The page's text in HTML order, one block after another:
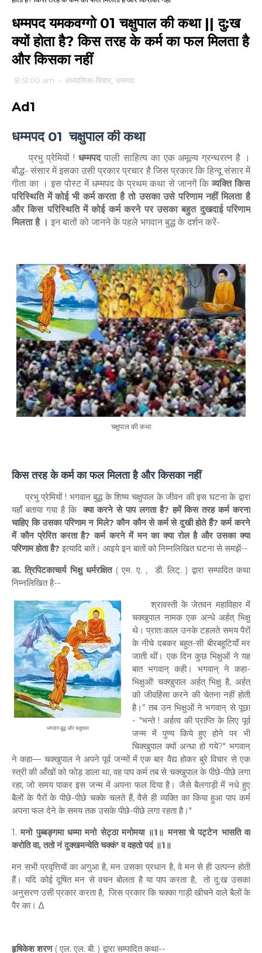
धम्मपद यमकवग्गो 01 चक्षुपाल की कथा || दु:ख
क्यों होता है? किस तरह के कर्म का फल मिलता है
और किसका नहीं
8:51:00 am - अध्यात्मिक-विचार धम्मपद
Ad1
धम्मपद 01 चक्षुपाल की कथा
प्रभु प्रेमियों ! धम्मपदपाली साहित्य का एक अमूल्य ग्रन्थरत्न है ।
बौद्ध- संसार में इसका उसी प्रकार प्रचार है जिस प्रकार कि हिन्दू संसार में
गीता का । इस पोस्ट में धम्मपद के प्रथम कथा से जानगें किव्यक्ति किस
परिस्थिति में कोई भी कर्म करता है तो उसका उसे परिणाम नहीं मिलता है
और किस परिस्थिति में कोई कर्म करने पर उसका बहुत दुखदाई परिणाम
मिलता है । इन बातों को जानने के पहले भगवान बुद्ध के दर्शन करें-
चक्षुपाल की कथा
किस तरह के कर्म का फल मिलता है और किसका नहीं
प्रभु प्रेमियों ! भगवान बुद्ध के शिष्य चक्षुपाल के जीवन की इस घटना के द्वारा
यहाँ बताया गया है किक्या करने से पाप लगता है? हमें किस तरह कर्म करना
चाहिए कि उसका परिणाम न मिले? कौन कौन से कर्म से दुखी होते हैं? कर्म करने
में कौन प्रेरित करता है? कर्म करने में मन का क्या रोल है और उसका क्या
परिणाम होता है? इत्यादि बातें। आइये इन बातों को निम्नलिखित घटना से समझें--
डा. त्रिपिटकाचार्य भिक्षु धर्मरक्षित( एम. ए. , डी. लिट्. ) द्वारा सम्पादित कथा
निम्नलिखित है--
भगवान बुद्ध और चक्षुपाल
श्रावस्ती के जेतवन महाविहार में
चक्खुपाल नामक एक अन्धे अर्हत् भिक्षु
थे। प्रातःकाल उनके टहलते समय पैरों
के नीचे दबकर बहुत-सी बीरबहूटियाँ मर
जाती थीं। एक दिन कुछ भिक्षुओं ने यह
बात भगवान् कही। भगवान् ने कहा-
भिक्षुओं! चक्खुपाल अर्हत् भिक्षु है, अर्हत्
को जीवहिंसा करने की चेतना नहीं होती
है।” तब उन भिक्षुओं ने भगवान् से पूछा
- "भन्ते ! अर्हत्व की प्राप्ति के लिए पूर्व
जन्म में पुण्य किये हुए होने पर भी
चिक्खुपाल क्यों अन्धा हो गये?" भगवान्
ने कहा— चक्खुपाल ने अपने पूर्व जन्मों में एक बार वैद्य होकर बुरे विचार से एक
स्त्री की आँखों को फोड़ डाला था, वह पाप कर्म तब से चक्खुपाल के पीछे-पीछे लगा
रहा, जो समय पाकर इस जन्म में अपना फल दिया है। जैसे बैलगाड़ी में नधे हुए
बैलों के पैरों के पीछे-पीछे चक्के चलते हैं, वैसे ही व्यक्ति का किया हुआ पाप कर्म
अपना फल देने के समय तक उसके पीछे-पीछे लगा रहता है।"
1.मनो पुब्बङ्गमा धम्मा मनो सेट्ठा मनोमया ॥1॥ मनसा चे पट्टेन भासति वा
करोति वा, ततो नं दुक्खमन्वेति चक्कं' व वहतो पदं ॥1॥
मन सभी प्रवृत्तियों का अगुआ है, मन उसका प्रधान है, वे मन से ही उत्पन्न होती
हैं। यदि कोई दूषित मन से वचन बोलता है या पाप करता है, तो दु:ख उसका
अनुसरण उसी प्रकार करता है, जिस प्रकार कि चक्का गाड़ी खीचने वाले बैलों के
पैर का। ∆
हृषिकेश शरण( एल. एल. बी. ) द्वारा सम्पादित कथा--